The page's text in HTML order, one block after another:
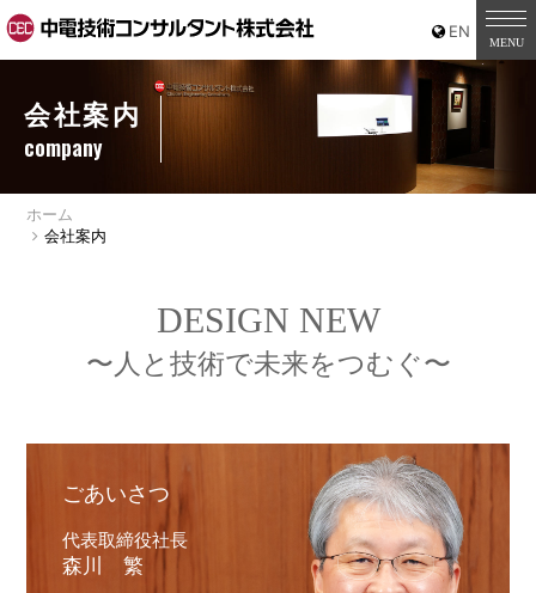
会社案内
company
ホーム
会社案内
DESIGN NEW
〜人と技術で未来をつむぐ〜
ごあいさつ
代表取締役社長
森川 繁